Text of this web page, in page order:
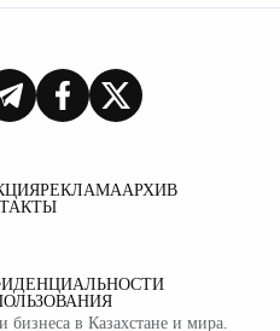
РЕКЛАМААРХИВ
в Казахстане и мира.